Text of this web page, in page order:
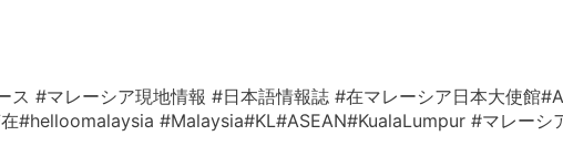
ス #マレーシア現地情報 #日本語情報誌 #在マレーシア日本大使館
#helloomalaysia #Malaysia#KL#ASEAN#KualaLumpur #マレーシ